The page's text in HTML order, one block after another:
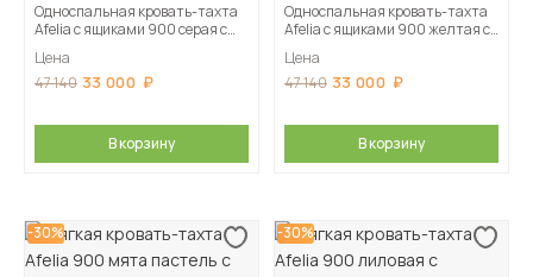
Односпальная кровать-тахта
Afelia с ящиками 900 серая с
Цена
47 140 33 000
В корзину
Односпальная кровать-тахта
Afelia с ящиками 900 желтая с
Цена
47 140 33 000
В корзину
-30% -30%